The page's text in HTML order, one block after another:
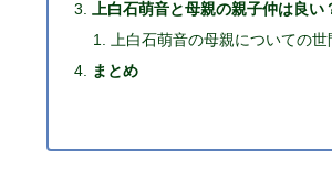
上白石萌音と母親の親子仲は良い
上白石萌音の母親についての世
まとめ